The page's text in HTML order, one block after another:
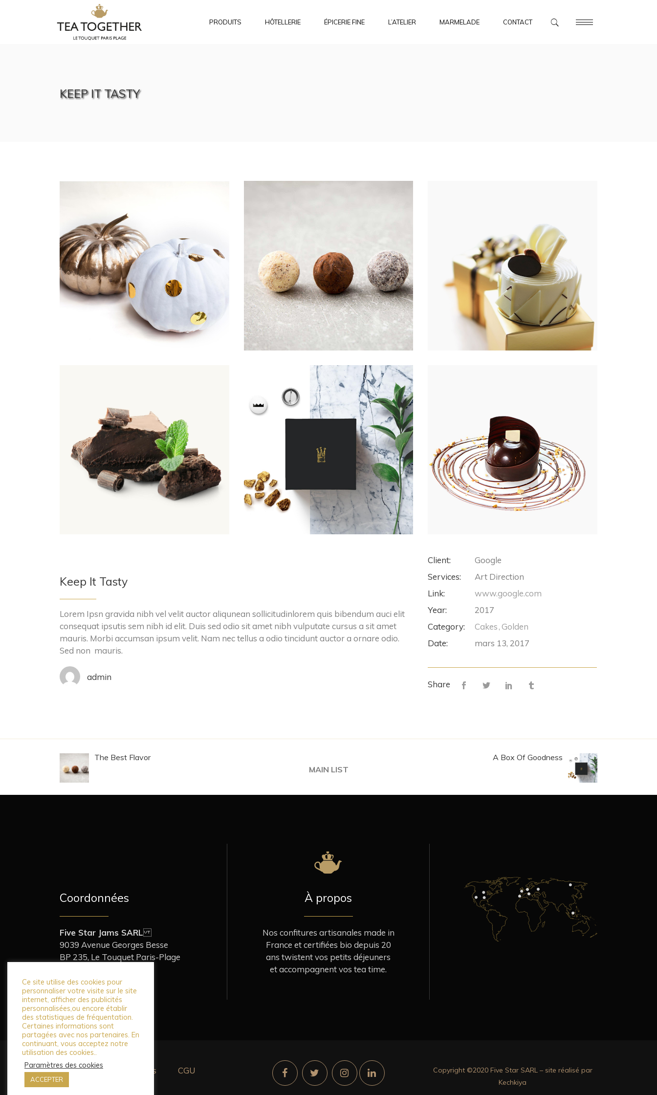
PRODUITS HÔTELLERIE ÉPICERIE FINE L’ATELIER MARMELADE CONTACT
KEEP IT TASTY
Keep It Tasty
Lorem Ipsn gravida nibh vel velit auctor aliqunean sollicitudinlorem quis bibendum auci elit
consequat ipsutis sem nibh id elit. Duis sed odio sit amet nibh vulputate cursus a sit amet
mauris. Morbi accumsan ipsum velit. Nam nec tellus a odio tincidunt auctor a ornare odio.
Sed non mauris.
admin
Client:
Google
Services:
Art Direction
Link:
www.google.com
Year:
2017
Category:
Cakes Golden
Date:
mars 13, 2017
Share
The Best Flavor
MAIN LIST
A Box Of Goodness
Coordonnées
Five Star Jams SARL
9039 Avenue Georges Besse
BP 235, Le Touquet Paris-Plage
+33 (0)3 21 94 90 00
contact@teatogether.fr
À propos
Nos confitures artisanales made in
France et certifiées bio depuis 20
ans twistent vos petits déjeuners
et accompagnent vos tea time.
Mentions légales CGU
Copyright ©2020 Five Star SARL – site réalisé par
Kechkiya
Ce site utilise des cookies pour
personnaliser votre visite sur le site
internet, afficher des publicités
personnalisées,ou encore établir
des statistiques de fréquentation.
Certaines informations sont
partagées avec nos partenaires. En
continuant, vous acceptez notre
utilisation des cookies..
Paramètres des cookies
ACCEPTER